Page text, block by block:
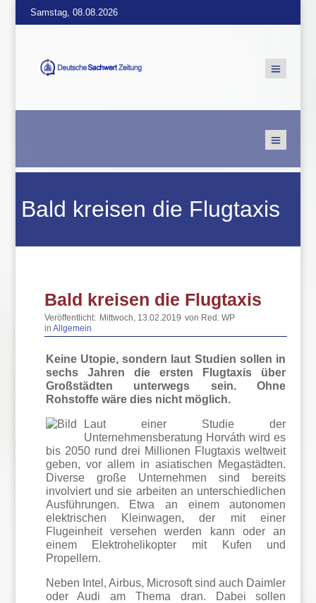
Samstag, 08.08.2026
Bald kreisen die Flugtaxis
Bald kreisen die Flugtaxis
Veröffentlicht: Mittwoch, 13.02.2019 von Red. WP
inAllgemein
Keine Utopie, sondern laut Studien sollen in
sechs Jahren die ersten Flugtaxis über
Großstädten unterwegs sein. Ohne
Rohstoffe wäre dies nicht möglich.
Laut einer Studie der
Unternehmensberatung Horváth wird es
bis 2050 rund drei Millionen Flugtaxis weltweit
geben, vor allem in asiatischen Megastädten.
Diverse große Unternehmen sind bereits
involviert und sie arbeiten an unterschiedlichen
Ausführungen. Etwa an einem autonomen
elektrischen Kleinwagen, der mit einer
Flugeinheit versehen werden kann oder an
einem Elektrohelikopter mit Kufen und
Propellern.
Neben Intel, Airbus, Microsoft sind auch Daimler
oder Audi am Thema dran. Dabei sollen